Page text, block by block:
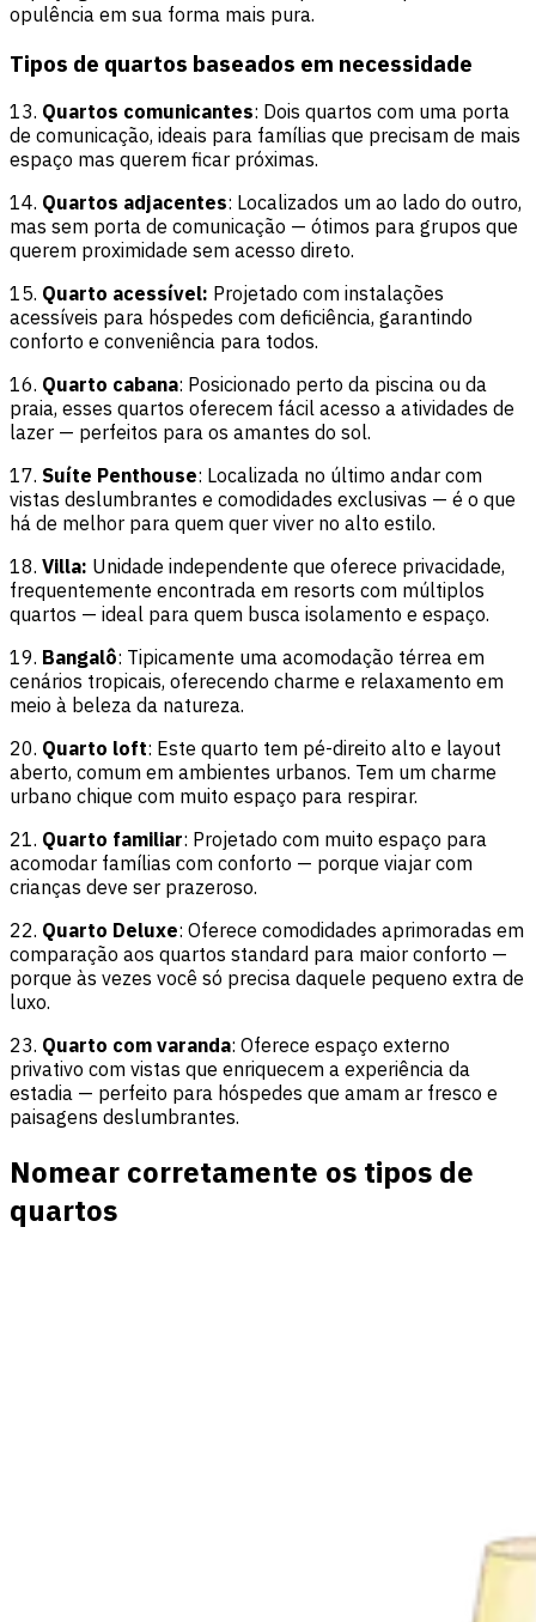
opulência em sua forma mais pura.
Tipos de quartos baseados em necessidade
13. Quartos comunicantes: Dois quartos com uma porta
de comunicação, ideais para famílias que precisam de mais
espaço mas querem ficar próximas.
14. Quartos adjacentes: Localizados um ao lado do outro,
mas sem porta de comunicação — ótimos para grupos que
querem proximidade sem acesso direto.
15. Quarto acessível: Projetado com instalações
acessíveis para hóspedes com deficiência, garantindo
conforto e conveniência para todos.
16. Quarto cabana: Posicionado perto da piscina ou da
praia, esses quartos oferecem fácil acesso a atividades de
lazer — perfeitos para os amantes do sol.
17. Suíte Penthouse: Localizada no último andar com
vistas deslumbrantes e comodidades exclusivas — é o que
há de melhor para quem quer viver no alto estilo.
18. Villa: Unidade independente que oferece privacidade,
frequentemente encontrada em resorts com múltiplos
quartos — ideal para quem busca isolamento e espaço.
19. Bangalô: Tipicamente uma acomodação térrea em
cenários tropicais, oferecendo charme e relaxamento em
meio à beleza da natureza.
20. Quarto loft: Este quarto tem pé-direito alto e layout
aberto, comum em ambientes urbanos. Tem um charme
urbano chique com muito espaço para respirar.
21. Quarto familiar: Projetado com muito espaço para
acomodar famílias com conforto — porque viajar com
crianças deve ser prazeroso.
22. Quarto Deluxe: Oferece comodidades aprimoradas em
comparação aos quartos standard para maior conforto —
porque às vezes você só precisa daquele pequeno extra de
luxo.
23. Quarto com varanda: Oferece espaço externo
privativo com vistas que enriquecem a experiência da
estadia — perfeito para hóspedes que amam ar fresco e
paisagens deslumbrantes.
Nomear corretamente os tipos de
quartos